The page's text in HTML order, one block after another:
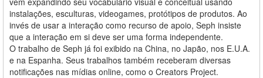
instalações, esculturas, videogames, protótipos de produtos. Ao
invés de usar a interação como recurso de apoio, Seph insiste
que a interação em si deve ser uma forma independente.
O trabalho de Seph já foi exibido na China, no Japão, nos E.U.A.
e na Espanha. Seus trabalhos também receberam diversas
notificações nas mídias online, como o Creators Project.